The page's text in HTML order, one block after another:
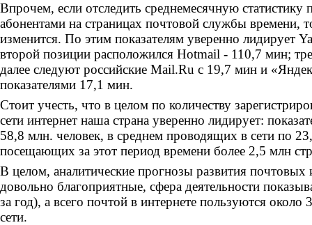
Впрочем, если отследить среднемесячную статистику
абонентами на страницах почтовой службы времени,
изменится. По этим показателям уверенно лидирует
второй позиции расположился Hotmail - 110,7 мин;
далее следуют российские Mail.Ru с 19,7 мин и
показателями 17,1 мин.
Стоит учесть, что в целом по количеству
сети интернет наша страна уверенно лидирует:
58,8 млн. человек, в среднем проводящих в сети по
посещающих за этот период времени более 2,5 млн
В целом, аналитические прогнозы развития почтовых
довольно благоприятные, сфера деятельности
за год), а всего почтой в интернете пользуются около
сети.